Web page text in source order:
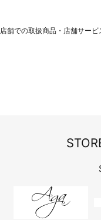
店舗での取扱商品・店舗サービ